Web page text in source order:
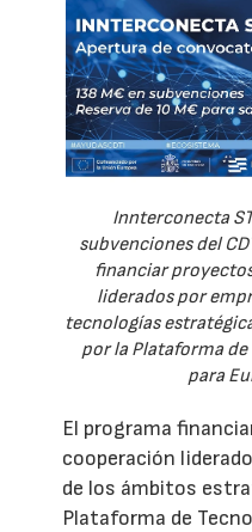
Innterconecta
subvenciones del
financiar
liderados por
tecnologías
por la Plataforma
para
El programa
cooperación
de los ámbitos
Plataforma de